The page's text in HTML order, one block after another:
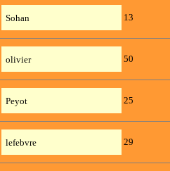
Sohan 13
olivier 50
Peyot 25
lefebvre 29